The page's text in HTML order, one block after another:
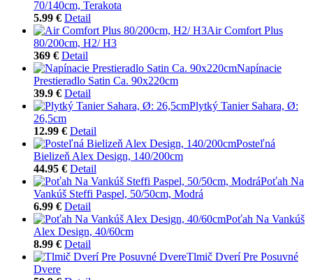
70/140cm, Terakota
5.99 € Detail
Air Comfort Plus
80/200cm, H2/ H3
369 € Detail
Napínacie
Prestieradlo Satin Ca. 90x220cm
39.9 € Detail
Plytký Tanier Sahara, Ø:
26,5cm
12.99 € Detail
Posteľná
Bielizeň Alex Design, 140/200cm
44.95 € Detail
Poťah Na
Vankúš Steffi Paspel, 50/50cm, Modrá
6.99 € Detail
Poťah Na Vankúš
Alex Design, 40/60cm
8.99 € Detail
Tlmič Dverí Pre Posuvné
Dvere